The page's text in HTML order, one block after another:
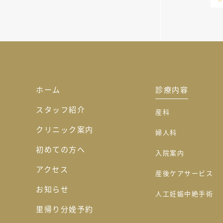
ホーム
スタッフ紹介
クリニック案内
初めての方へ
アクセス
お知らせ
里帰り分娩予約
診療内容
産科
婦人科
入院案内
産後ケアサービス
人工妊娠中絶手術